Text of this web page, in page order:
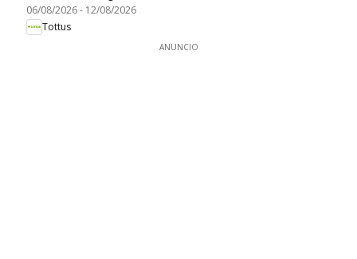
06/08/2026- 12/08/2026
Tottus
ANUNCIO